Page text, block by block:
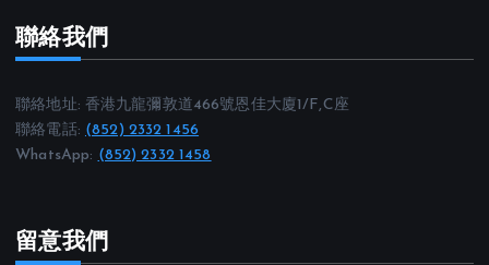
i
o
聯絡我們
聯絡地址: 香港九龍彌敦道466號恩佳大廈1/F,C座
聯絡電話: (852) 2332 1456
WhatsApp:(852) 2332 1458
留意我們